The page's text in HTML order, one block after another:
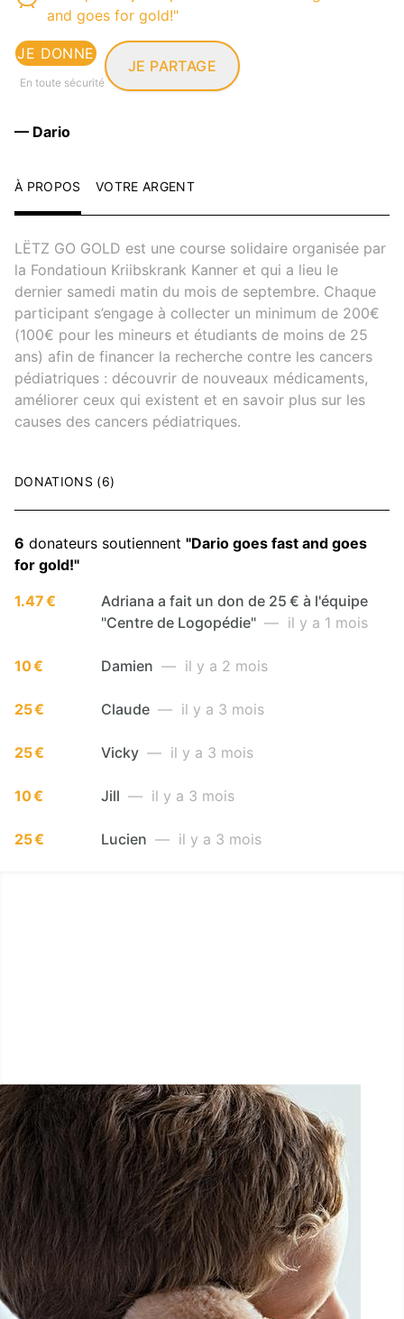
and goes for gold!"
JE DONNE
En toute sécurité
JE PARTAGE
— Dario
À PROPOS VOTRE ARGENT
LËTZ GO GOLD est une course solidaire organisée par
la Fondatioun Kriibskrank Kanner et qui a lieu le
dernier samedi matin du mois de septembre. Chaque
participant s’engage à collecter un minimum de 200€
(100€ pour les mineurs et étudiants de moins de 25
ans) afin de financer la recherche contre les cancers
pédiatriques : découvrir de nouveaux médicaments,
améliorer ceux qui existent et en savoir plus sur les
causes des cancers pédiatriques.
DONATIONS (6)
6 donateurs soutiennent "Dario goes fast and goes
for gold!"
1.47 €
Adriana a fait un don de 25 € à l'équipe
"Centre de Logopédie" — il y a 1 mois
10 € Damien — il y a 2 mois
25 € Claude — il y a 3 mois
25 € Vicky — il y a 3 mois
10 € Jill — il y a 3 mois
25 € Lucien — il y a 3 mois